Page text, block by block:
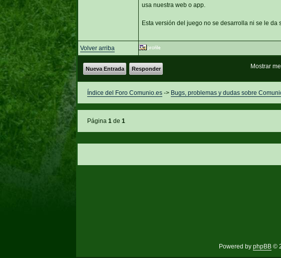
usa nuestra web o app.
Esta versión del juego no se desarrolla ni se le
Volver arriba
Mostrar
Nueva Entrada Responder
Índice del Foro Comunio.es-> Bugs, problemas y dudas sobre
Página 1de 1
Powered by phpBB ©